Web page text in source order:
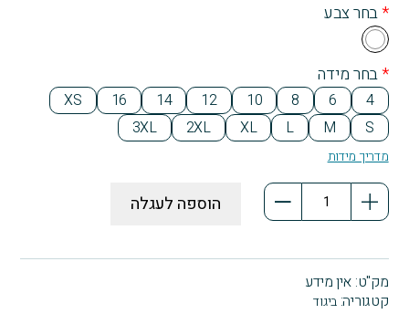
*בחר צבע
Wh
ite
*בחר מידה
4
6
8
10
12
14
16
XS
S
M
L
XL
2XL
3XL
מדריך מידות
כמות
טריקו
שרוול
קצר
הוספה לעגלה
מק"ט: אין מידע
קטגוריה: ביגוד